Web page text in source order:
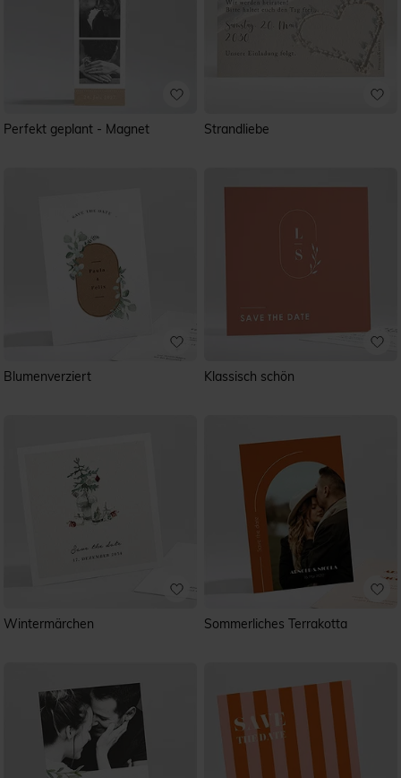
Perfekt geplant - Magnet Strandliebe
Blumenverziert Klassisch schön
Wintermärchen Sommerliches Terrakotta